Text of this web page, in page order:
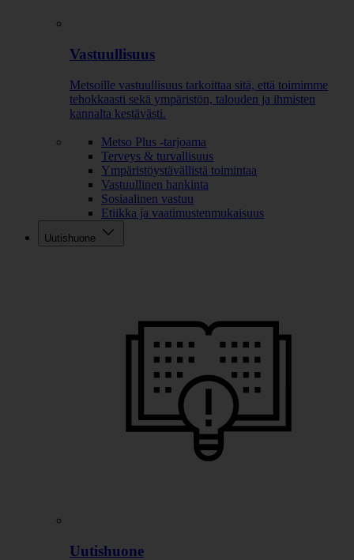
Vastuullisuus
Metsoille vastuullisuus tarkoittaa sitä, että toimimme
tehokkaasti sekä ympäristön, talouden ja ihmisten
kannalta kestävästi.
Metso Plus -tarjoama
Terveys & turvallisuus
Ympäristöystävällistä toimintaa
Vastuullinen hankinta
Sosiaalinen vastuu
Etiikka ja vaatimustenmukaisuus
Uutishuone
Uutishuone